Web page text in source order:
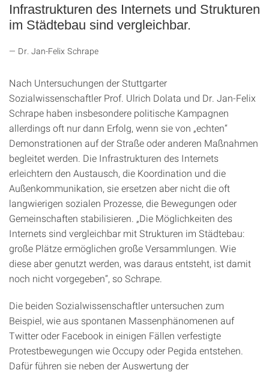
Infrastrukturen des Internets und Strukturen
im Städtebau sind vergleichbar.
Dr. Jan-Felix Schrape
Nach Untersuchungen der Stuttgarter
Sozialwissenschaftler Prof. Ulrich Dolata und Dr. Jan-Felix
Schrape haben insbesondere politische Kampagnen
allerdings oft nur dann Erfolg, wenn sie von „echten“
Demonstrationen auf der Straße oder anderen Maßnahmen
begleitet werden. Die Infrastrukturen des Internets
erleichtern den Austausch, die Koordination und die
Außenkommunikation, sie ersetzen aber nicht die oft
langwierigen sozialen Prozesse, die Bewegungen oder
Gemeinschaften stabilisieren. „Die Möglichkeiten des
Internets sind vergleichbar mit Strukturen im Städtebau:
große Plätze ermöglichen große Versammlungen. Wie
diese aber genutzt werden, was daraus entsteht, ist damit
noch nicht vorgegeben“, so Schrape.
Die beiden Sozialwissenschaftler untersuchen zum
Beispiel, wie aus spontanen Massenphänomenen auf
Twitter oder Facebook in einigen Fällen verfestigte
Protestbewegungen wie Occupy oder Pegida entstehen.
Dafür führen sie neben der Auswertung der